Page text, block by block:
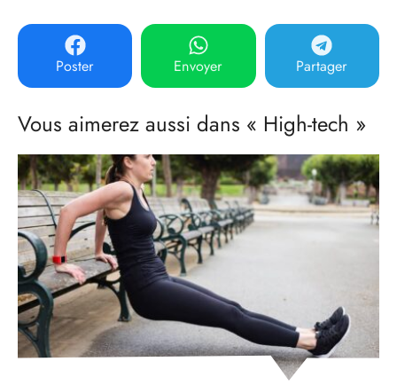
Poster Envoyer Partager
Vous aimerez aussi dans « High-tech »